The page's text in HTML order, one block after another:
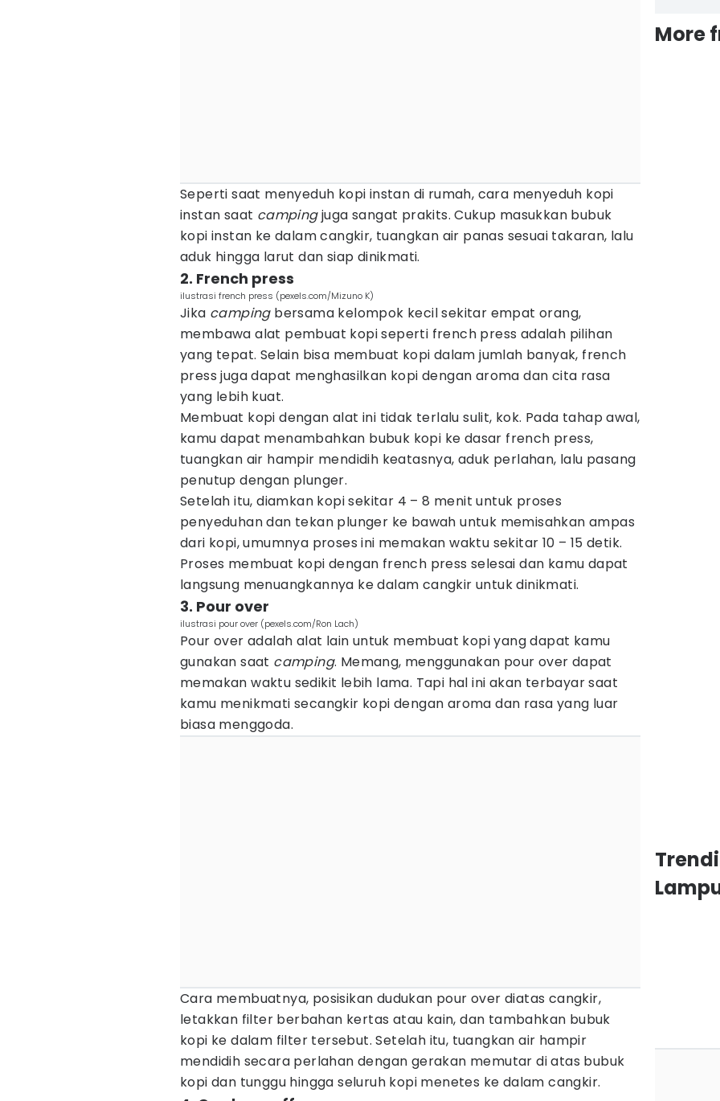
Seperti saat menyeduh kopi instan di rumah, cara menyeduh kopi
instan saat campingjuga sangat prakits. Cukup masukkan bubuk
kopi instan ke dalam cangkir, tuangkan air panas sesuai takaran, lalu
aduk hingga larut dan siap dinikmati.
2. French press
ilustrasi french press (pexels.com/Mizuno K)
Jika campingbersama kelompok kecil sekitar empat orang,
membawa alat pembuat kopi seperti french press adalah pilihan
yang tepat. Selain bisa membuat kopi dalam jumlah banyak, french
press juga dapat menghasilkan kopi dengan aroma dan cita rasa
yang lebih kuat.
Membuat kopi dengan alat ini tidak terlalu sulit, kok. Pada tahap awal,
kamu dapat menambahkan bubuk kopi ke dasar french press,
tuangkan air hampir mendidih keatasnya, aduk perlahan, lalu pasang
penutup dengan plunger.
Setelah itu, diamkan kopi sekitar 4 – 8 menit untuk proses
penyeduhan dan tekan plunger ke bawah untuk memisahkan ampas
dari kopi, umumnya proses ini memakan waktu sekitar 10 – 15 detik.
Proses membuat kopi dengan french press selesai dan kamu dapat
langsung menuangkannya ke dalam cangkir untuk dinikmati.
3. Pour over
ilustrasi pour over (pexels.com/Ron Lach)
Pour over adalah alat lain untuk membuat kopi yang dapat kamu
gunakan saat camping. Memang, menggunakan pour over dapat
memakan waktu sedikit lebih lama. Tapi hal ini akan terbayar saat
kamu menikmati secangkir kopi dengan aroma dan rasa yang luar
biasa menggoda.
Cara membuatnya, posisikan dudukan pour over diatas cangkir,
letakkan filter berbahan kertas atau kain, dan tambahkan bubuk
kopi ke dalam filter tersebut. Setelah itu, tuangkan air hampir
mendidih secara perlahan dengan gerakan memutar di atas bubuk
kopi dan tunggu hingga seluruh kopi menetes ke dalam cangkir.
More